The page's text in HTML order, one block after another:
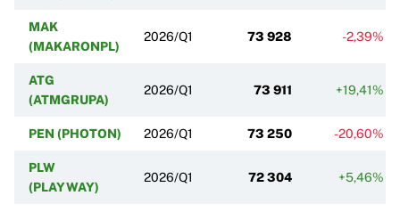
MAK
(MAKARONPL)
2026/Q1 73 928 -2,39%
ATG
(ATMGRUPA)
2026/Q1 73 911 +19,41%
PEN (PHOTON) 2026/Q1 73 250 -20,60%
PLW
(PLAYWAY)
2026/Q1 72 304 +5,46%